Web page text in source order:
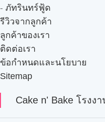
- ภัทรินทร์ฟู้ด
รีวิวจากลูกค้า
ลูกค้าของเรา
ติดต่อเรา
ข้อกำหนดและนโยบาย
Sitemap
Cake n' Bake โรงง